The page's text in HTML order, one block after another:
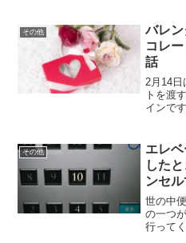
ものも
その他
バレン
コレ
話
2月14
トを渡
インで
おそら
ね。
その他
エレ
した
ンセ
世の中
の一つ
行って